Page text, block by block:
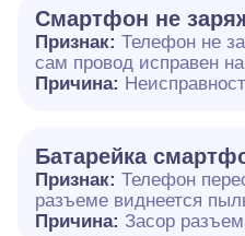
Смартфон не
Признак: Телефон не
сам провод исправен
Причина:
Батарейка
Признак: Телефон
разъеме виднеется
Причина: Засор